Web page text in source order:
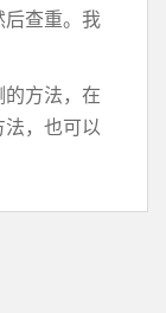
查重。我
方法，在
，也可以